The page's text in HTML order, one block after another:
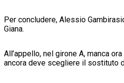
Per concludere, Alessio
Giana.
All’appello, nel girone A, manca
ancora deve scegliere il sostituto